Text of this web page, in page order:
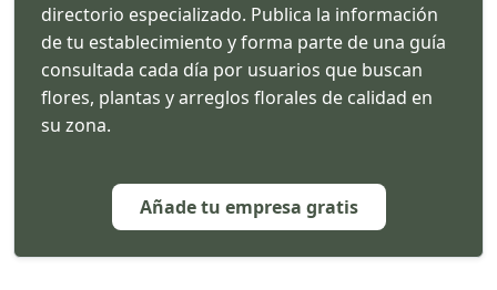
directorio especializado. Publica la información
de tu establecimiento y forma parte de una guía
consultada cada día por usuarios que buscan
flores, plantas y arreglos florales de calidad en
su zona.
Añade tu empresa gratis